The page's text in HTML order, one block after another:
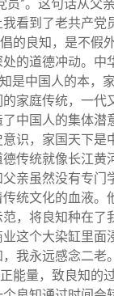
员”。这句话从父
看到了老共产党
的良知，是不假
的道德冲动。中
是中国人的本，
家庭传统，一代
中国人的集体潜
意识，家国天下是
传统就像长江黄
亲虽然没有专门
统文化的血液。
，将良知种在了
这个大染缸里面
我永远感念二老。
能量，致良知的